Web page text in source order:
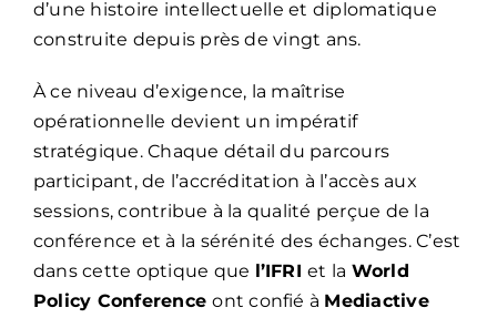
d’une histoire intellectuelle et diplomatique
construite depuis près de vingt ans.
À ce niveau d’exigence, la maîtrise
opérationnelle devient un impératif
stratégique. Chaque détail du parcours
participant, de l’accréditation à l’accès aux
sessions, contribue à la qualité perçue de la
conférence et à la sérénité des échanges. C’est
dans cette optique que l’IFRI et la World
Policy Conference ont confié à Mediactive